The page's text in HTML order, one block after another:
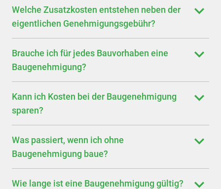
Welche Zusatzkosten entstehen neben der
eigentlichen Genehmigungsgebühr?
Brauche ich für jedes Bauvorhaben eine
Baugenehmigung?
Kann ich Kosten bei der Baugenehmigung
sparen?
Was passiert, wenn ich ohne
Baugenehmigung baue?
Wie lange ist eine Baugenehmigung gültig?